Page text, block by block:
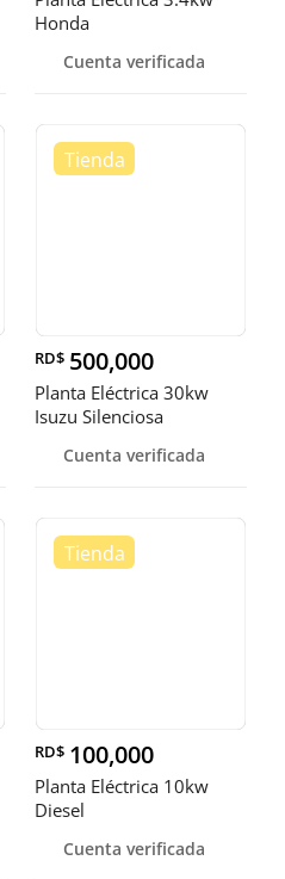
Honda
Cuenta verificada
RD$ 500,000
Planta Eléctrica 30kw
Isuzu Silenciosa
Cuenta verificada
RD$ 100,000
Planta Eléctrica 10kw
Diesel
Cuenta verificada